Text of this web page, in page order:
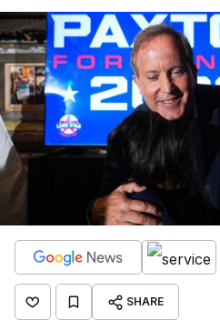
SHARE